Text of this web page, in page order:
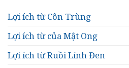
Lợi ích từ Côn Trùng
Lợi ích từ của Mật Ong
Lợi ích từ Ruồi Lính Đen